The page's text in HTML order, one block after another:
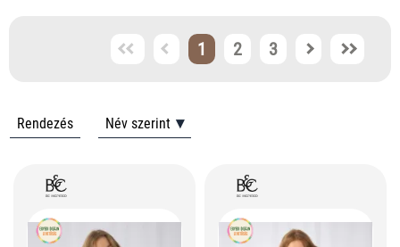
1 2 3
Rendezés Név szerint